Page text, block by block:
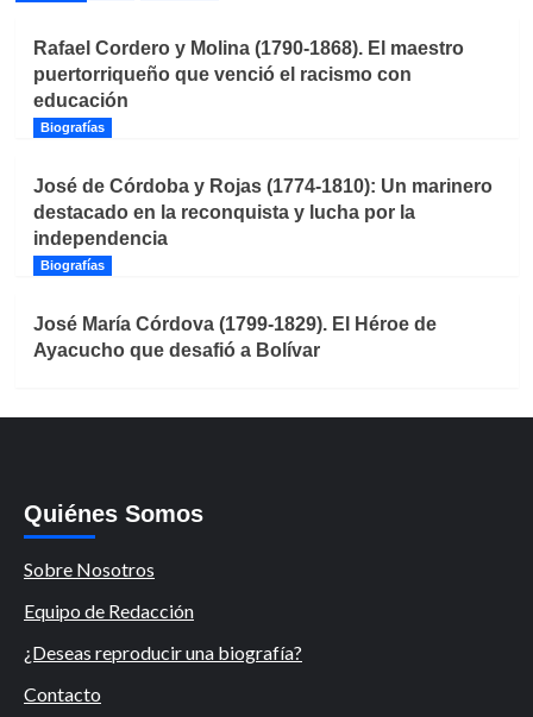
Rafael Cordero y Molina (1790-1868). El maestro
puertorriqueño que venció el racismo con
educación
Biografías
José de Córdoba y Rojas (1774-1810): Un marinero
destacado en la reconquista y lucha por la
independencia
Biografías
José María Córdova (1799-1829). El Héroe de
Ayacucho que desafió a Bolívar
Quiénes Somos
Sobre Nosotros
Equipo de Redacción
¿Deseas reproducir una biografía?
Contacto